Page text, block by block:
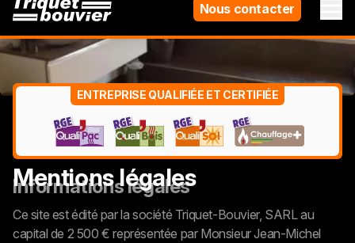
Nous contacter
Mentions légales
ENTREPRISE QUALIFIÉE ET CERTIFIÉE
Informations légales
Ce site est édité par la société Triquet-Bouvier, SARL au
capital de 2 500 € représentée par Monsieur Jean-Michel